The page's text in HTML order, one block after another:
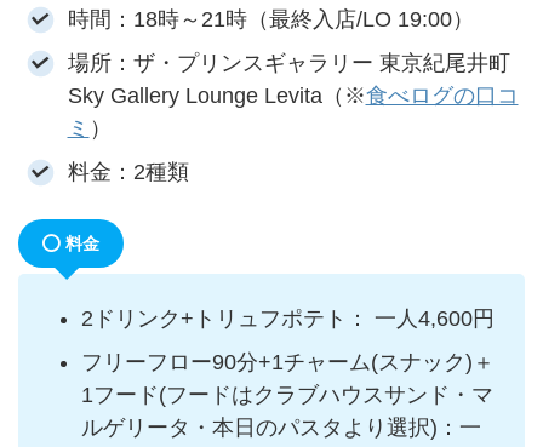
時間：18時～21時（最終入店/LO 19:00）
場所：ザ・プリンスギャラリー 東京紀尾井町
Sky Gallery Lounge Levita（※食べログの口コ
ミ ）
料金：2種類
料金
2ドリンク+トリュフポテト： 一人4,600円
フリーフロー90分+1チャーム(スナック)＋
1フード(フードはクラブハウスサンド・マ
ルゲリータ・本日のパスタより選択)：一